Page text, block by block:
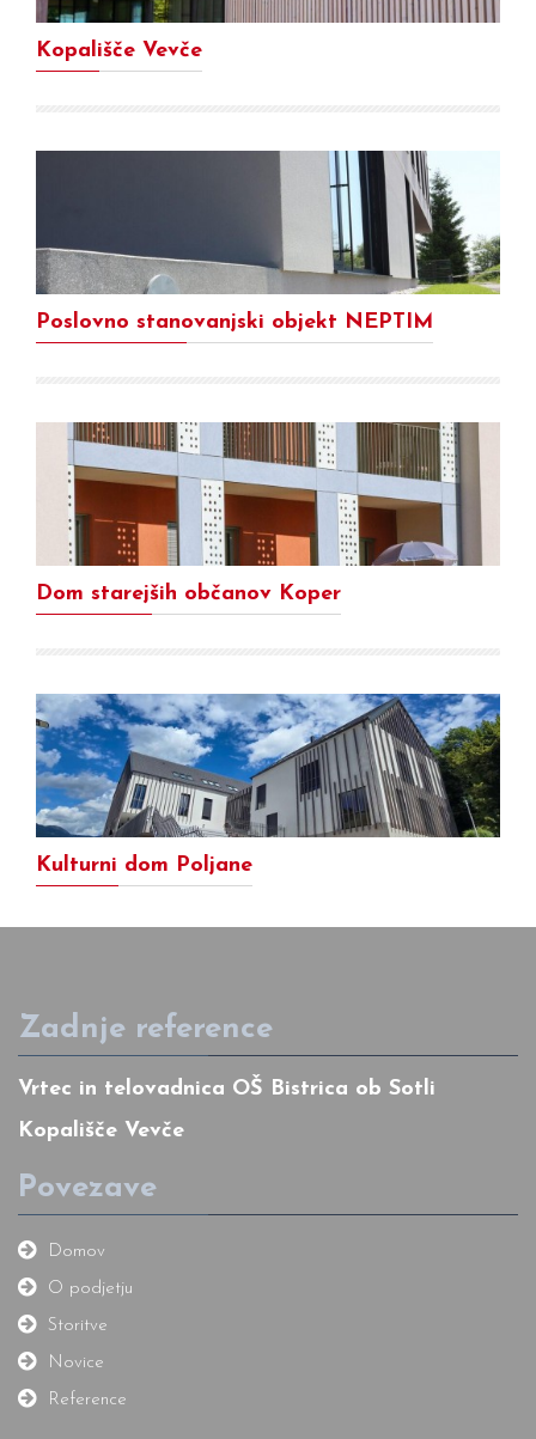
Kopališče Vevče
Poslovno stanovanjski objekt NEPTIM
Dom starejših občanov Koper
Kulturni dom Poljane
Zadnje reference
Vrtec in telovadnica OŠ Bistrica ob Sotli
Kopališče Vevče
Povezave
Domov
O podjetju
Storitve
Novice
Reference